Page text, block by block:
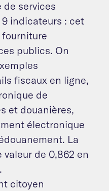
services
indicateurs : cet
publics. On
fiscaux en ligne,
de
et douanières,
électronique
La
de 0,862 en
citoyen